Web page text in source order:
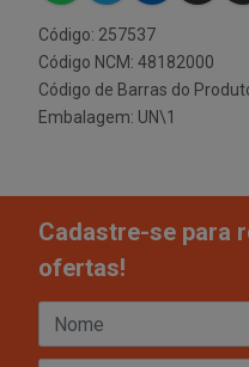
Código: 257537
Código NCM: 48182000
Código de Barras do
Embalagem: UN\1
Cadastre-se para
ofertas!